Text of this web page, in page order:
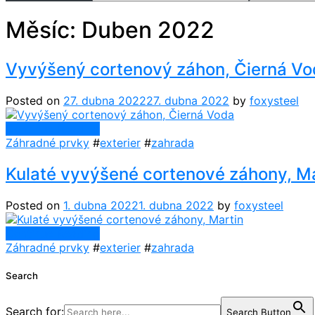
Měsíc: Duben 2022
Vyvýšený cortenový záhon, Čierná
Posted on 27. dubna 202227. dubna 2022 by foxysteel
Záhradné prvky #exterier #zahrada
Kulaté vyvýšené cortenové záhony,
Posted on 1. dubna 20221. dubna 2022 by foxysteel
Záhradné prvky #exterier #zahrada
Search
Search for: Search Button